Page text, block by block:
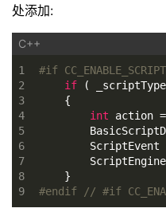
处添加:
1
2
3
4
5
6
7
8
9
#if
if (
    {
int action =
ScriptEvent
    }
#endif // #if